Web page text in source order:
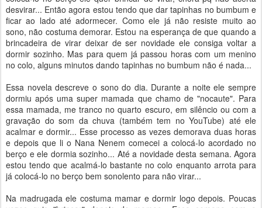
desvirar... Então agora estou tendo que dar tapinhas no bumbum e
ficar ao lado até adormecer. Como ele já não resiste muito ao
sono, não costuma demorar. Estou na esperança de que quando a
brincadeira de virar deixar de ser novidade ele consiga voltar a
dormir sozinho. Mas para quem já passou horas com um menino
no colo, alguns minutos dando tapinhas no bumbum não é nada...
Essa novela descreve o sono do dia. Durante a noite ele sempre
dormiu após uma super mamada que chamo de "nocaute". Para
essa mamada, me tranco no quarto escuro, em silêncio ou com a
gravação do som da chuva (também tem no YouTube) até ele
acalmar e dormir... Esse processo as vezes demorava duas horas
e depois que li o Nana Nenem comecei a colocá-lo acordado no
berço e ele dormia sozinho... Até a novidade desta semana. Agora
estou tendo que acalmá-lo bastante no colo enquanto arrota para
já colocá-lo no berço bem sonolento para não virar...
Na madrugada ele costuma mamar e dormir logo depois. Poucas